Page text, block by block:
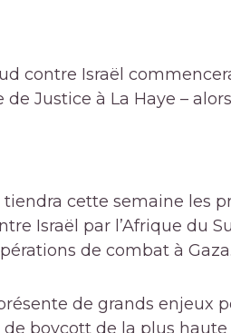
contre Israël
Justice à La Haye –
cette semaine les
Israël par l’Afrique du
de combat à Gaza.
de grands enjeux
boycott de la plus haute